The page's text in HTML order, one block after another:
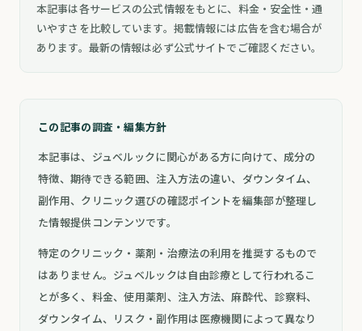
本記事は各サービスの公式情報をもとに、料金・安全性・通
いやすさを比較しています。掲載情報には広告を含む場合が
あります。最新の情報は必ず公式サイトでご確認ください。
この記事の調査・編集方針
本記事は、ジュベルックに関心がある方に向けて、成分の
特徴、期待できる範囲、注入方法の違い、ダウンタイム、
副作用、クリニック選びの確認ポイントを編集部が整理し
た情報提供コンテンツです。
特定のクリニック・薬剤・治療法の利用を推奨するもので
はありません。ジュベルックは自由診療として行われるこ
とが多く、料金、使用薬剤、注入方法、麻酔代、診察料、
ダウンタイム、リスク・副作用は医療機関によって異なり